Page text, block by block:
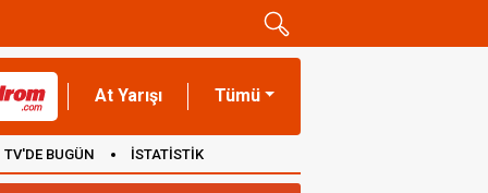
At Yarışı Tümü
TV'DE BUGÜN İSTATİSTİK